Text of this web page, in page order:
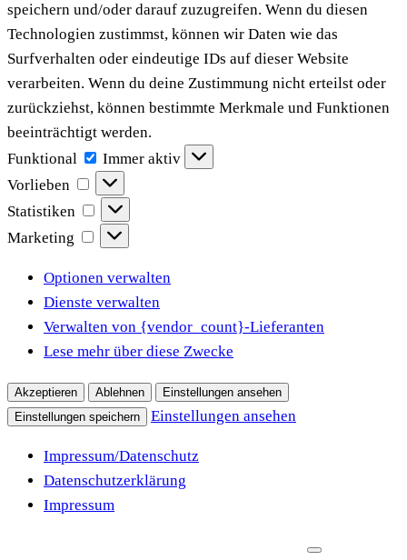
speichern und/oder darauf zuzugreifen. Wenn du diesen
Technologien zustimmst, können wir Daten wie das
Surfverhalten oder eindeutige IDs auf dieser Website
verarbeiten. Wenn du deine Zustimmung nicht erteilst oder
zurückziehst, können bestimmte Merkmale und Funktionen
beeinträchtigt werden.
Funktional
Funktional
Immer aktiv
Vorlieben
Vorlieben
Statistiken
Statistiken
Marketing
Marketing
Optionen verwalten
Dienste verwalten
Verwalten von {vendor_count}-Lieferanten
Lese mehr über diese Zwecke
Akzeptieren Ablehnen
Einstellungen ansehen
Einstellungen speichern
Einstellungen ansehen
Impressum/Datenschutz
Datenschutzerklärung
Impressum